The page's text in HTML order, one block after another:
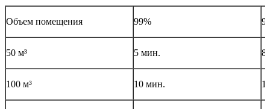
Объем помещения 99%
50 м³ 5 мин. 8
100 м³ 10 мин.